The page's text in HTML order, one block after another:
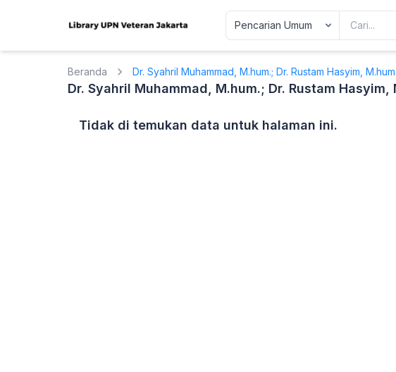
Beranda Dr. Syahril Muhammad, M.hum.; Dr. Rustam Hasyim,
Dr. Syahril Muhammad, M.hum.; Dr. Rustam
Tidak di temukan data untuk halaman ini.